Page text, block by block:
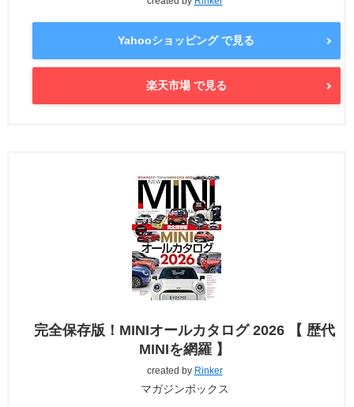
Yahooショッピング で見る
楽天市場 で見る
完全保存版！MINIオールカタログ 2026 【 歴代
MINIを網羅 】
created by Rinker
マガジンボックス